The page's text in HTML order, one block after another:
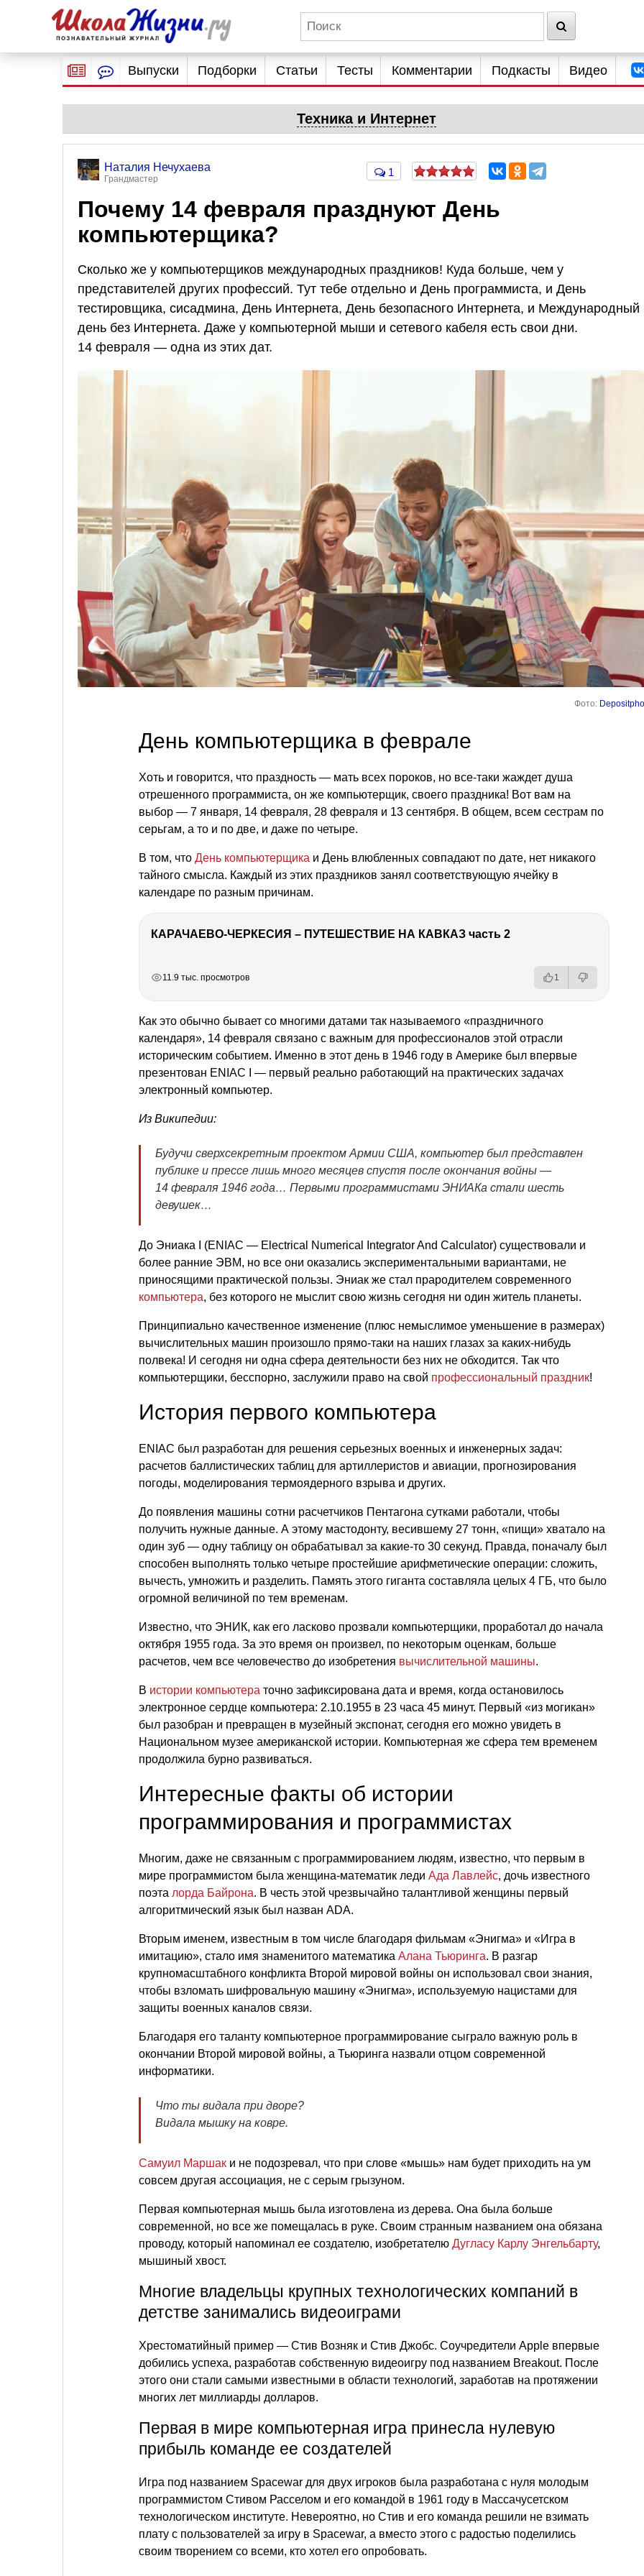
Выпуски Подборки Статьи Тесты Комментарии Подкасты Видео
Техника и Интернет
Наталия Нечухаева
Грандмастер
1
Почему 14 февраля празднуют День
компьютерщика?
Сколько же у компьютерщиков международных праздников! Куда больше, чем у
представителей других профессий. Тут тебе отдельно и День программиста, и День
тестировщика, сисадмина, День Интернета, День безопасного Интернета, и Международный
день без Интернета. Даже у компьютерной мыши и сетевого кабеля есть свои дни.
14 февраля — одна из этих дат.
Фото:
День компьютерщика в феврале
Хоть и говорится, что праздность — мать всех пороков, но все-таки жаждет душа
отрешенного программиста, он же компьютерщик, своего праздника! Вот вам на
выбор — 7 января, 14 февраля, 28 февраля и 13 сентября. В общем, всем сестрам по
серьгам, а то и по две, и даже по четыре.
В том, что День компьютерщика и День влюбленных совпадают по дате, нет никакого
тайного смысла. Каждый из этих праздников занял соответствующую ячейку в
календаре по разным причинам.
КАРАЧАЕВО-ЧЕРКЕСИЯ – ПУТЕШЕСТВИЕ НА КАВКАЗ часть 2
11.9 тыс. просмотров 1
Как это обычно бывает со многими датами так называемого «праздничного
календаря», 14 февраля связано с важным для профессионалов этой отрасли
историческим событием. Именно в этот день в 1946 году в Америке был впервые
презентован ENIAC I — первый реально работающий на практических задачах
электронный компьютер.
Из Википедии:
Будучи сверхсекретным проектом Армии США, компьютер был представлен
публике и прессе лишь много месяцев спустя после окончания войны —
14 февраля 1946 года… Первыми программистами ЭНИАКа стали шесть
девушек…
До Эниака I (ENIAC — Electrical Numerical Integrator And Calculator) существовали и
более ранние ЭВМ, но все они оказались экспериментальными вариантами, не
приносящими практической пользы. Эниак же стал прародителем современного
компьютера, без которого не мыслит свою жизнь сегодня ни один житель планеты.
Принципиально качественное изменение (плюс немыслимое уменьшение в размерах)
вычислительных машин произошло прямо-таки на наших глазах за каких-нибудь
полвека! И сегодня ни одна сфера деятельности без них не обходится. Так что
компьютерщики, бесспорно, заслужили право на свой профессиональный праздник!
История первого компьютера
ENIAC был разработан для решения серьезных военных и инженерных задач:
расчетов баллистических таблиц для артиллеристов и авиации, прогнозирования
погоды, моделирования термоядерного взрыва и других.
До появления машины сотни расчетчиков Пентагона сутками работали, чтобы
получить нужные данные. А этому мастодонту, весившему 27 тонн, «пищи» хватало на
один зуб — одну таблицу он обрабатывал за какие-то 30 секунд. Правда, поначалу был
способен выполнять только четыре простейшие арифметические операции: сложить,
вычесть, умножить и разделить. Память этого гиганта составляла целых 4 ГБ, что было
огромной величиной по тем временам.
Известно, что ЭНИК, как его ласково прозвали компьютерщики, проработал до начала
октября 1955 года. За это время он произвел, по некоторым оценкам, больше
расчетов, чем все человечество до изобретения вычислительной машины.
В истории компьютера точно зафиксирована дата и время, когда остановилось
электронное сердце компьютера: 2.10.1955 в 23 часа 45 минут. Первый «из могикан»
был разобран и превращен в музейный экспонат, сегодня его можно увидеть в
Национальном музее американской истории. Компьютерная же сфера тем временем
продолжила бурно развиваться.
Интересные факты об истории
программирования и программистах
Многим, даже не связанным с программированием людям, известно, что первым в
мире программистом была женщина-математик леди Ада Лавлейс, дочь известного
поэта лорда Байрона. В честь этой чрезвычайно талантливой женщины первый
алгоритмический язык был назван ADA.
Вторым именем, известным в том числе благодаря фильмам «Энигма» и «Игра в
имитацию», стало имя знаменитого математика Алана Тьюринга. В разгар
крупномасштабного конфликта Второй мировой войны он использовал свои знания,
чтобы взломать шифровальную машину «Энигма», используемую нацистами для
защиты военных каналов связи.
Благодаря его таланту компьютерное программирование сыграло важную роль в
окончании Второй мировой войны, а Тьюринга назвали отцом современной
информатики.
Что ты видала при дворе?
Видала мышку на ковре.
Самуил Маршак и не подозревал, что при слове «мышь» нам будет приходить на ум
совсем другая ассоциация, не с серым грызуном.
Первая компьютерная мышь была изготовлена из дерева. Она была больше
современной, но все же помещалась в руке. Своим странным названием она обязана
проводу, который напоминал ее создателю, изобретателю Дугласу Карлу Энгельбарту,
мышиный хвост.
Многие владельцы крупных технологических компаний в
детстве занимались видеоиграми
Хрестоматийный пример — Стив Возняк и Стив Джобс. Соучредители Apple впервые
добились успеха, разработав собственную видеоигру под названием Breakout. После
этого они стали самыми известными в области технологий, заработав на протяжении
многих лет миллиарды долларов.
Первая в мире компьютерная игра принесла нулевую
прибыль команде ее создателей
Игра под названием Spacewar для двух игроков была разработана с нуля молодым
программистом Стивом Расселом и его командой в 1961 году в Массачусетском
технологическом институте. Невероятно, но Стив и его команда решили не взимать
плату с пользователей за игру в Spacewar, а вместо этого с радостью поделились
своим творением со всеми, кто хотел его опробовать.